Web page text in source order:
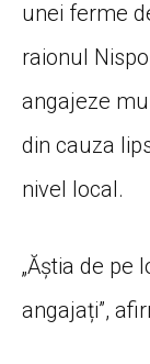
unei ferme
raionul
angajeze
din cauza
nivel local.
„Ăștia de pe
angajați”,